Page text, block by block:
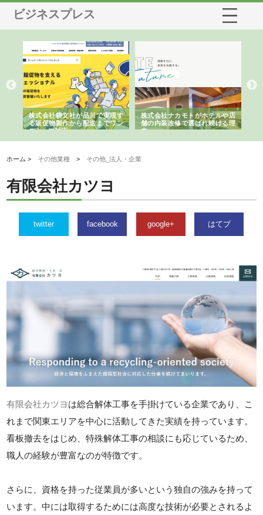
ビジネスプレス
株式会社耕文社が品川で実現す
る販促物製作から配送までワン
ストップ対応
株式会社ナカモトがホテルや店
舗の内装改修で選ばれ続ける理
由
ホーム > その他業種 > その他_法人・企業
有限会社カツヨ
twitter facebook google+ はてブ
有限会社カツヨ は総合解体工事を手掛けている企業であり、こ
れまで関東エリアを中心に活動してきた実績を持っています。
看板撤去をはじめ、特殊解体工事の相談にも応じているため、
職人の経験が豊富なのが特徴です。
さらに、資格を持った従業員が多いという独自の強みを持って
います。中には取得するためには高度な技術が必要とされるよ